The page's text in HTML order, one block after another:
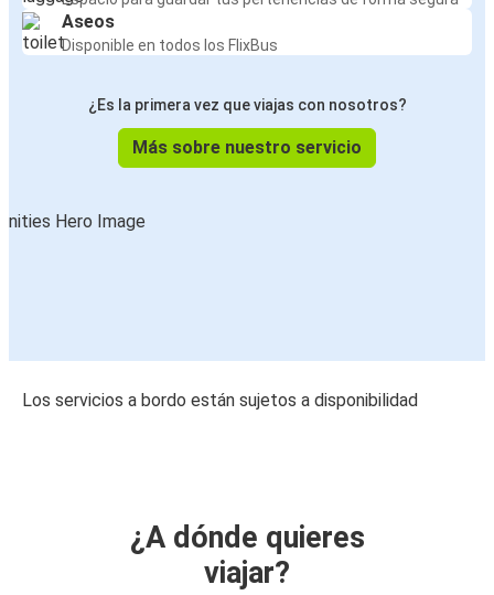
Aseos
Disponible en todos los FlixBus
¿Es la primera vez que viajas con nosotros?
Más sobre nuestro servicio
Los servicios a bordo están sujetos a disponibilidad
¿A dónde quieres
viajar?